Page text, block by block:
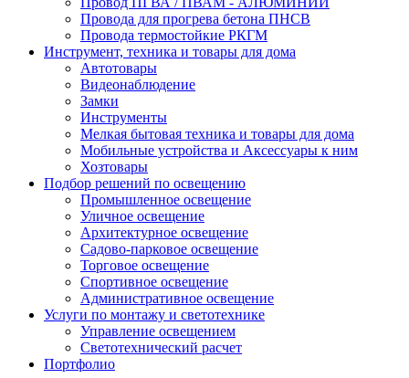
Провода для прогрева бетона ПНСВ
Провода термостойкие РКГМ
Инструмент, техника и товары для дома
Автотовары
Видеонаблюдение
Замки
Инструменты
Мелкая бытовая техника и товары для дома
Мобильные устройства и Аксессуары к ним
Хозтовары
Подбор решений по освещению
Промышленное освещение
Уличное освещение
Архитектурное освещение
Садово-парковое освещение
Торговое освещение
Спортивное освещение
Административное освещение
Услуги по монтажу и светотехнике
Управление освещением
Светотехнический расчет
Портфолио